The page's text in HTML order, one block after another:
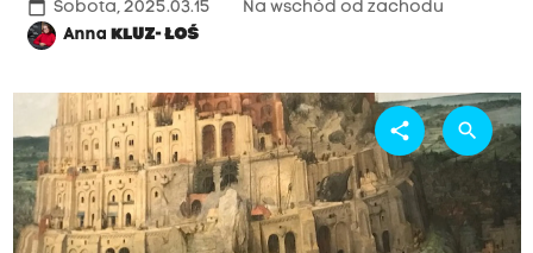
calendar_today Sobota, 2025.03.15
Na wschód od zachodu
AnnaKLUZ- ŁOŚ
share search